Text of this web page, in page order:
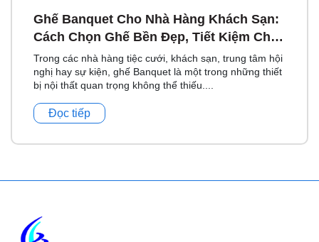
Ghế Banquet Cho Nhà Hàng Khách Sạn:
Cách Chọn Ghế Bền Đẹp, Tiết Kiệm Chi
Phí
Trong các nhà hàng tiệc cưới, khách sạn, trung tâm hội
nghị hay sự kiện, ghế Banquet là một trong những thiết
bị nội thất quan trọng không thể thiếu....
Đọc tiếp